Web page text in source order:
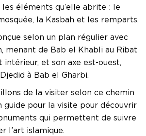
les éléments qu’elle abrite : le
la Kasbah et les remparts.
selon un plan régulier avec
menant de Bab el Khabli au Ribat
intérieur, et son axe est-ouest,
à Bab el Gharbi.
de la visiter selon ce chemin
guide pour la visite pour découvrir
qui permettent de suivre
l’art islamique.